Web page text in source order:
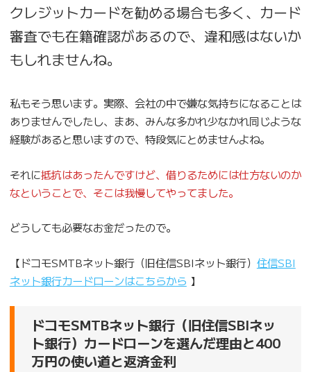
クレジットカードを勧める場合も多く、カード
審査でも在籍確認があるので、違和感はないか
もしれませんね。
私もそう思います。実際、会社の中で嫌な気持ちになることは
ありませんでしたし、まあ、みんな多かれ少なかれ同じような
経験があると思いますので、特段気にとめませんよね。
それに抵抗はあったんですけど、借りるためには仕方ないのか
なということで、そこは我慢してやってました。
どうしても必要なお金だったので。
【ドコモSMTBネット銀行（旧住信SBIネット銀行） 住信SBI
ネット銀行カードローンはこちらから 】
ドコモSMTBネット銀行（旧住信SBIネッ
ト銀行）カードローンを選んだ理由と400
万円の使い道と返済金利